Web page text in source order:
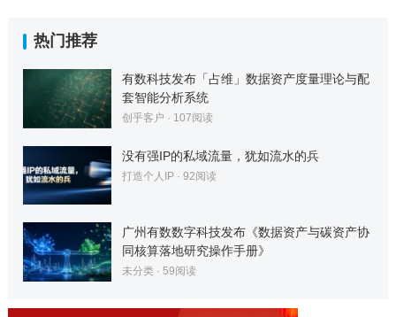
热门推荐
有数科技发布「占维」数据资产度量理论与配
套智能分析系统
创乎客户 · 107阅读
没有强IP的私域流量，犹如流水的兵
打造个人IP· 92阅读
广州有数数字科技发布《数据资产与碳资产协
同核算落地研究操作手册》
未分类· 59阅读